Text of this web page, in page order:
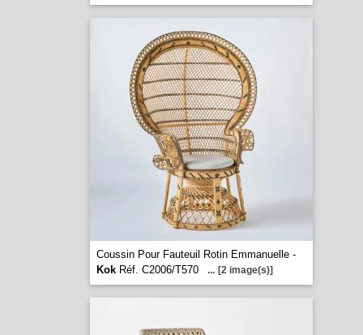
Coussin Pour Fauteuil Rotin Emmanuelle -
KokRéf. C2006/T570 ... [2 image(s)]